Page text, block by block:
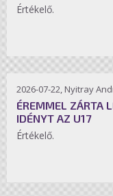
Értékelő.
2026-07-22, Nyitray
ÉREMMEL ZÁRTA
IDÉNYT AZ U17
Értékelő.